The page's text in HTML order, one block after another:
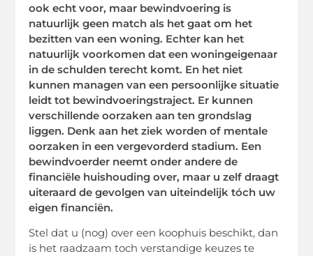
ook echt voor, maar bewindvoering is
natuurlijk geen match als het gaat om het
bezitten van een woning. Echter kan het
natuurlijk voorkomen dat een woningeigenaar
in de schulden terecht komt. En het niet
kunnen managen van een persoonlijke situatie
leidt tot bewindvoeringstraject. Er kunnen
verschillende oorzaken aan ten grondslag
liggen. Denk aan het ziek worden of mentale
oorzaken in een vergevorderd stadium. Een
bewindvoerder neemt onder andere de
financiële huishouding over, maar u zelf draagt
uiteraard de gevolgen van uiteindelijk tóch uw
eigen financiën.
Stel dat u (nog) over een koophuis beschikt, dan
is het raadzaam toch verstandige keuzes te